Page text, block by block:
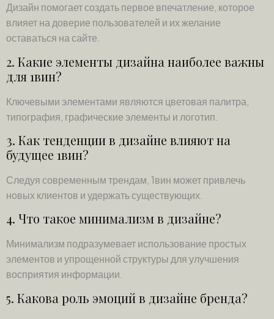
Дизайн помогает создать первое впечатление, которое
влияет на доверие пользователей и их желание
оставаться на сайте.
2. Какие элементы дизайна наиболее важны
для 1вин?
Ключевыми элементами являются цветовая палитра,
типография, графические элементы и логотип.
3. Как тенденции в дизайне влияют на
будущее 1вин?
Следуя современным трендам, 1вин может привлечь
новых клиентов и удержать существующих.
4. Что такое минимализм в дизайне?
Минимализм подразумевает использование простых
элементов и упрощенной структуры для улучшения
восприятия информации.
5. Какова роль эмоций в дизайне бренда?